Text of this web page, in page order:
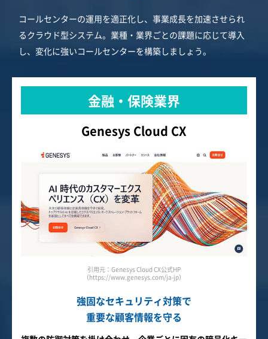
コールセンターの運用を適正化し、事業成長を加速させられ
るクラウド型システム。業種・業界ごとの課題に応じて導入
し、変化に強いコールセンターを構築しましょう。
金融・保険業界
Genesys Cloud CX
引用元：Genesys Cloud CX公式HP
（https://www.genesys.com/ja-jp）
強固なセキュリティ対策で
重要な顧客情報を守る